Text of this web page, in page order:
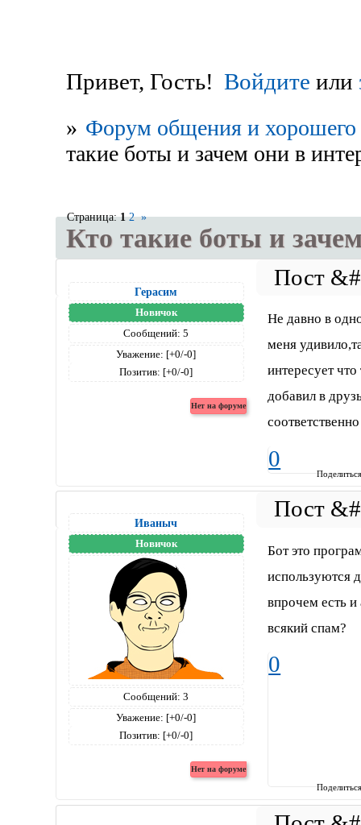
Привет, Гость! Войдите или
» Форум общения и хорошего
такие боты и зачем они в
Кто такие боты и
Страница:1 2 »
Герасим
Новичок
Сообщений: 5
Уважение: [+0/-0]
Позитив: [+0/-0]
Не давно в
меня
интересует
добавил в
0
Иваныч
Новичок
Сообщений: 3
Уважение: [+0/-0]
Позитив: [+0/-0]
Бот это
используются
впрочем есть
всякий спам?
0